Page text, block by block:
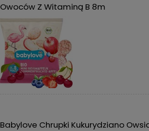
Owoców Z Witaminą B 8m
Babylove Chrupki Kukurydziano